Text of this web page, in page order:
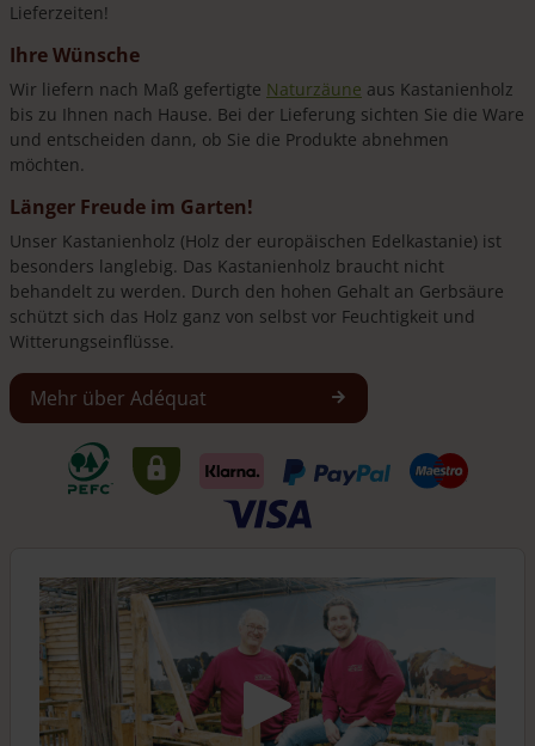
Lieferzeiten!
Ihre Wünsche
Wir liefern nach Maß gefertigte Naturzäune aus Kastanienholz
bis zu Ihnen nach Hause. Bei der Lieferung sichten Sie die Ware
und entscheiden dann, ob Sie die Produkte abnehmen
möchten.
Länger Freude im Garten!
Unser Kastanienholz (Holz der europäischen Edelkastanie) ist
besonders langlebig. Das Kastanienholz braucht nicht
behandelt zu werden. Durch den hohen Gehalt an Gerbsäure
schützt sich das Holz ganz von selbst vor Feuchtigkeit und
Witterungseinflüsse.
Mehr über Adéquat